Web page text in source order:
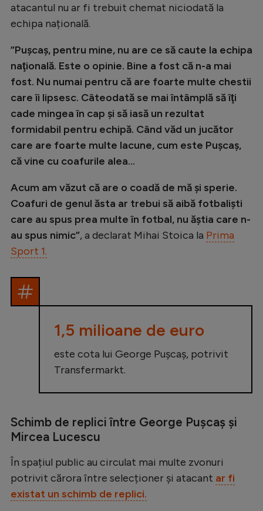
Tenis
Handbal
Natație
Formula 1
Gimnastică
Ciclism
Alte sporturi
JO 2024
atacantul nu ar fi trebuit chemat niciodată la
echipa națională.
”Puşcaş, pentru mine, nu are ce să caute la echipa
naţională. Este o opinie. Bine a fost că n-a mai
fost. Nu numai pentru că are foarte multe chestii
care îi lipsesc. Câteodată se mai întâmplă să îţi
cade mingea în cap şi să iasă un rezultat
formidabil pentru echipă. Când văd un jucător
care are foarte multe lacune, cum este Puşcaş,
că vine cu coafurile alea...
Acum am văzut că are o coadă de mă şi sperie.
Coafuri de genul ăsta ar trebui să aibă fotbalişti
care au spus prea multe în fotbal, nu ăştia care n-
au spus nimic”, a declarat Mihai Stoica la Prima
Sport 1.
1,5 milioane de euro
este cota lui George Pușcaș, potrivit
Transfermarkt.
Schimb de replici între George Pușcaș și
Mircea Lucescu
În spațiul public au circulat mai multe zvonuri
potrivit cărora între selecționer și atacant ar fi
existat un schimb de replici.